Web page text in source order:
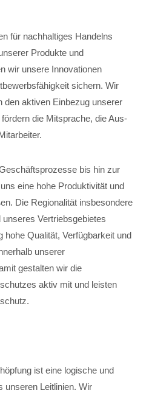
für nachhaltiges Handelns
Produkte und
wir unsere Innovationen
sichern. Wir
den aktiven Einbezug unserer
die Mitsprache, die Aus-
bis hin zur
eine hohe Produktivität und
Die Regionalität insbesondere
Vertriebsgebietes
hohe Qualität, Verfügbarkeit und
unserer
gestalten wir die
aktiv mit und leisten
ist eine logische und
unseren Leitlinien. Wir